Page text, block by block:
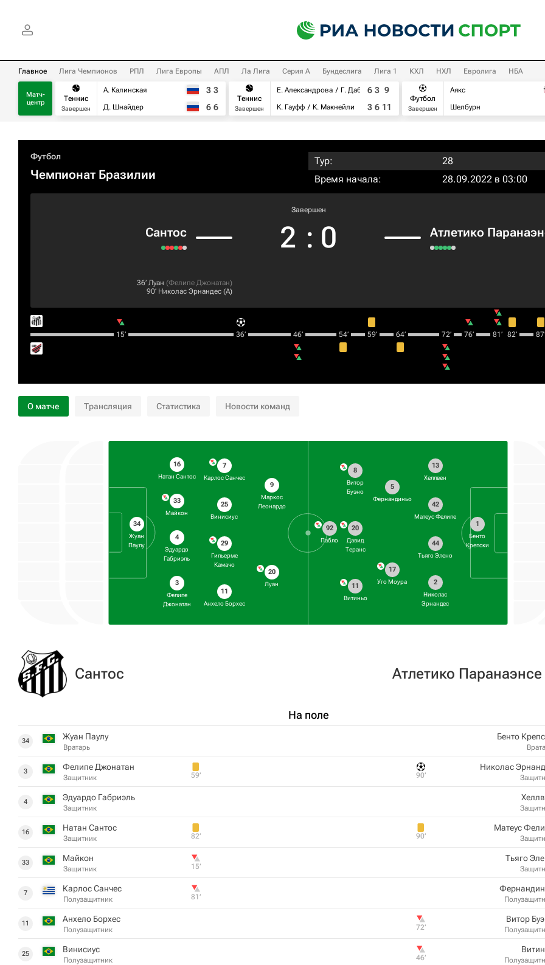
Главное Лига Чемпионов РПЛ Лига Европы АПЛ Ла Лига Серия А Бундеслига Лига 1 КХЛ НХЛ Евролига НБА
Матч-
центр
Теннис
Завершен
А. Калинская
Д. Шнайдер
3 3
6 6
Теннис
Завершен
Е. Александрова
Г. Дабровски
К. Гауфф
К. Макнейли
6 3 9
3 6 11
Футбол
Завершен
Аякс
Шелбурн
Футбол
Чемпионат Бразилии
Тур:
28
Время начала:
28.09.2022 в 03:00
Сантос
Завершен
2 : 0 Атлетико
36‎’‎ Луан (Фелипе Джонатан)
90‎’‎ Николас Эрнандес (А)
15‎’‎ 36‎’‎ 46‎’‎ 54‎’‎ 59‎’‎ 64‎’‎ 72‎’‎ 76‎’‎ 81‎’‎ 82‎’‎ 87‎’‎
О матче Трансляция Статистика Новости команд
34
Жуан
Паулу
16
Натан Сантос
33
Майкон
4
Эдуардо
Габриэль
3
Фелипе
Джонатан
7
Карлос Санчес
25
Винисиус
29
Гильерме
Камачо
11
Анхело Борхес
9
Маркос
Леонардо
20
Луан
1
Бенто
Крепски
13
Хеллвен
42
Матеус Фелипе
44
Тьяго Элено
2
Николас
Эрнандес
5
Фернандиньо
17
Уго Моура
8
Витор
Буэно
20
Давид
Теранс
11
Витиньо
92
Пабло
Сантос
На поле
34 Жуан Паулу
Вратарь
3 Фелипе Джонатан
Защитник 59‎’‎
4 Эдуардо Габриэль
Защитник
16 Натан Сантос
Защитник 82‎’‎
33 Майкон
Защитник 15‎’‎
7 Карлос Санчес
Полузащитник 81‎’‎
11 Анхело Борхес
Полузащитник
25 Винисиус
Полузащитник
Атлетико Паранаэнсе
Бенто
Николас
90‎’‎
Матеус
90‎’‎
Тьяго
Витор
72‎’‎
46‎’‎